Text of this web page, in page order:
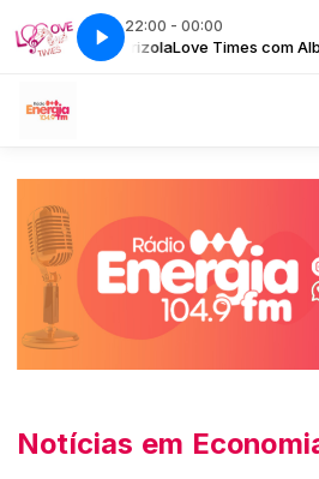
22:00 - 00:00
com Alberto BrizolaLove Times com
Madrugada Energia
Notícias em